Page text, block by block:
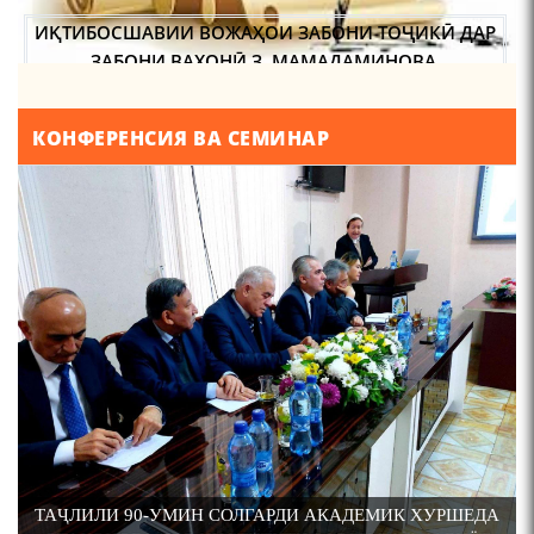
метро?
Осорхонаи Мирзо
Турсунзода Каратог
110 солагии шоири халқии
Тоҷикистон Мирзо
Турсунзода / Mirzo
Tursunzoda
ЗАБОНИ ВАХОНӢ З. МАМАДАМИНОВА.
ҶУҒРОФИИ ВАРЗОБ (ДАР АСОСИ МАВОДИ
САЙФИДДИН ҶАБОРОВИЧ.
ШИНОХТ ДАР ЗАМИНАИ ЭЪТИҚОД ВА ЭЪТИРОФ
ФИРДАВСӢ ВА ДАҚИҚӢ
ҚАСИДАИ ГУМШУДАИ РӮДАКӢ ШАМСИДДИН
МУҲАММАДӢ.
ТВ САЁҲӢ: ИНЪИКОСИ ЧОРАБИНӢ БА МУНОСИБАТИ
ҶАШНИ ВАҲДАТИ МИЛЛӢ ДАР АМИТ
КОНФЕРЕНСИЯ ВА СЕМИНАР
ТАҶЛИЛИ 90-УМИН СОЛГАРДИ АКАДЕМИК ХУРШЕДА